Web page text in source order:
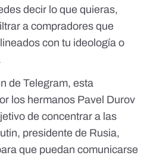
decir lo que quieras,
a compradores que
con tu ideología o
de Telegram, esta
los hermanos Pavel Durov
de concentrar a las
presidente de Rusia,
que puedan comunicarse